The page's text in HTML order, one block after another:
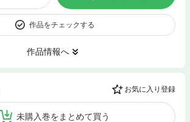
作品をチェックする
作品情報へ
お気に入り登録
未購入巻をまとめて買う